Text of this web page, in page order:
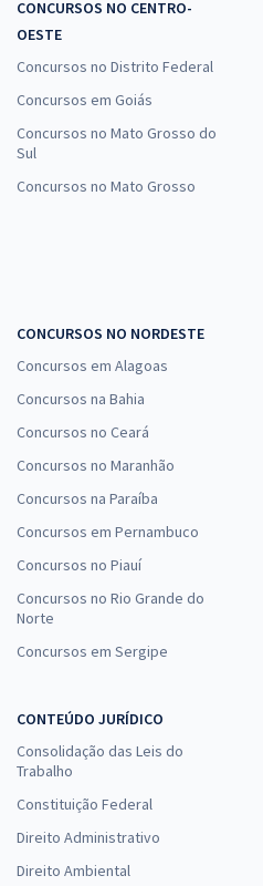
CONCURSOS NO CENTRO-
OESTE
Concursos no Distrito Federal
Concursos em Goiás
Concursos no Mato Grosso do
Sul
Concursos no Mato Grosso
CONCURSOS NO NORDESTE
Concursos em Alagoas
Concursos na Bahia
Concursos no Ceará
Concursos no Maranhão
Concursos na Paraíba
Concursos em Pernambuco
Concursos no Piauí
Concursos no Rio Grande do
Norte
Concursos em Sergipe
CONTEÚDO JURÍDICO
Consolidação das Leis do
Trabalho
Constituição Federal
Direito Administrativo
Direito Ambiental